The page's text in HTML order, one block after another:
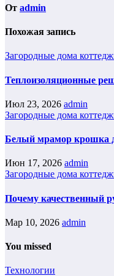
От admin
Похожая запись
Загородные дома
Теплоизоляционные
Июл 23, 2026 admin
Загородные дома
Белый мрамор крошка
Июн 17, 2026 admin
Загородные дома
Почему качественный
Мар 10, 2026 admin
You missed
Технологии